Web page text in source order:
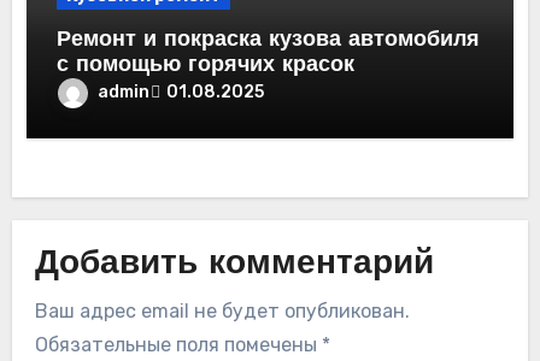
Ремонт и покраска кузова автомобиля
с помощью горячих красок
admin 01.08.2025
Добавить комментарий
Ваш адрес email не будет опубликован.
Обязательные поля помечены *